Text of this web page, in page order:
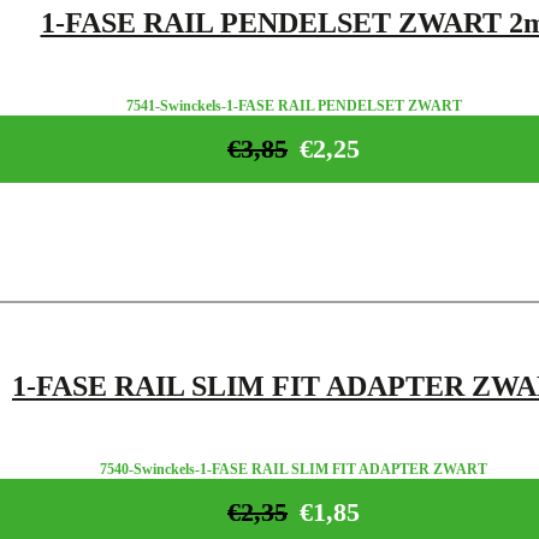
1-FASE RAIL PENDELSET ZWART
7541-Swinckels-1-FASE RAIL PENDELSET ZWART
€2,25
€3,85
1-FASE RAIL SLIM FIT ADAPTER
7540-Swinckels-1-FASE RAIL SLIM FIT ADAPTER ZWART
€1,85
€2,35